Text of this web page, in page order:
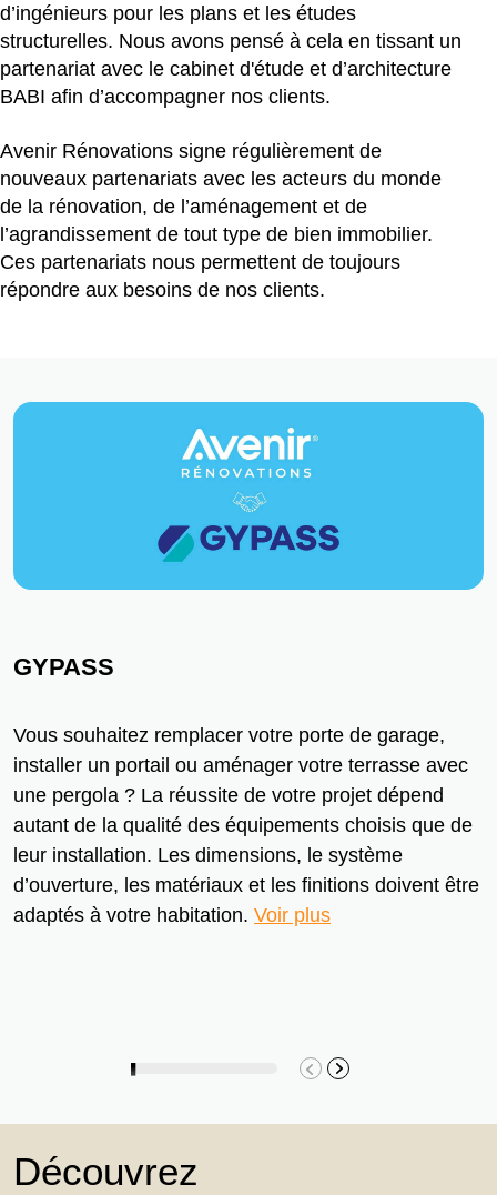
d’ingénieurs pour les plans et les études
structurelles. Nous avons pensé à cela en tissant un
partenariat avec le cabinet d'étude et d’architecture
BABI afin d’accompagner nos clients.
Avenir Rénovations signe régulièrement de
nouveaux partenariats avec les acteurs du monde
de la rénovation, de l’aménagement et de
l’agrandissement de tout type de bien immobilier.
Ces partenariats nous permettent de toujours
répondre aux besoins de nos clients.
GYPASS
Vous souhaitez remplacer votre porte de garage,
installer un portail ou aménager votre terrasse avec
une pergola ? La réussite de votre projet dépend
autant de la qualité des équipements choisis que de
leur installation. Les dimensions, le système
d’ouverture, les matériaux et les finitions doivent être
adaptés à votre habitation. Voir plus
Découvrez